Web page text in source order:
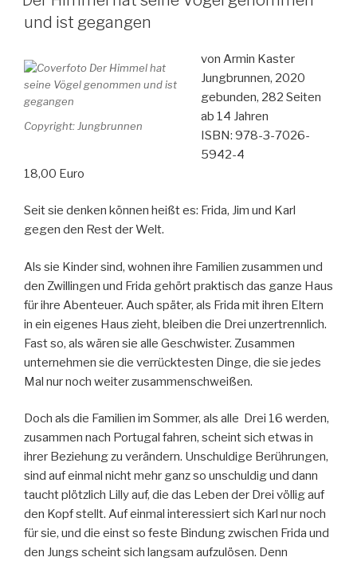
und ist gegangen
Copyright: Jungbrunnen
von Armin Kaster
Jungbrunnen, 2020
gebunden, 282 Seiten
ab 14 Jahren
ISBN: 978-3-7026-
5942-4
18,00 Euro
Seit sie denken können heißt es: Frida, Jim und Karl
gegen den Rest der Welt.
Als sie Kinder sind, wohnen ihre Familien zusammen und
den Zwillingen und Frida gehört praktisch das ganze Haus
für ihre Abenteuer. Auch später, als Frida mit ihren Eltern
in ein eigenes Haus zieht, bleiben die Drei unzertrennlich.
Fast so, als wären sie alle Geschwister. Zusammen
unternehmen sie die verrücktesten Dinge, die sie jedes
Mal nur noch weiter zusammenschweißen.
Doch als die Familien im Sommer, als alle Drei 16 werden,
zusammen nach Portugal fahren, scheint sich etwas in
ihrer Beziehung zu verändern. Unschuldige Berührungen,
sind auf einmal nicht mehr ganz so unschuldig und dann
taucht plötzlich Lilly auf, die das Leben der Drei völlig auf
den Kopf stellt. Auf einmal interessiert sich Karl nur noch
für sie, und die einst so feste Bindung zwischen Frida und
den Jungs scheint sich langsam aufzulösen. Denn